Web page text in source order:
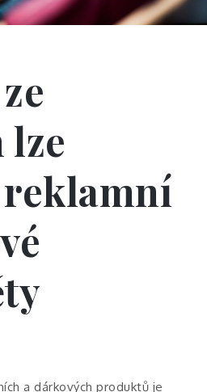
a dárkových produktů je